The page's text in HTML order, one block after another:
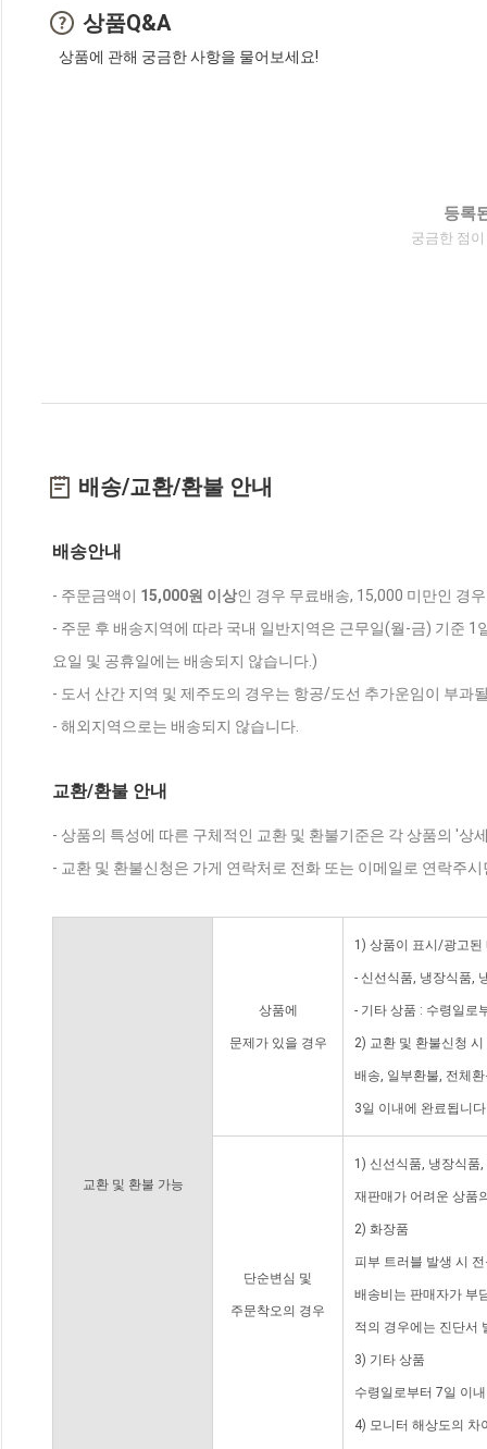
상품Q&A
상품에 관해 궁금한 사항을 물어보세요!
등록
궁금한 점
배송/교환/환불 안내
배송안내
- 주문금액이 15,000원 이상인 경우 무료배송, 15,000 미만인 경
- 주문 후 배송지역에 따라 국내 일반지역은 근무일(월-금) 기준
요일 및 공휴일에는 배송되지 않습니다.)
- 도서 산간 지역 및 제주도의 경우는 항공/도선 추가운임이 부과
- 해외지역으로는 배송되지 않습니다.
교환/환불 안내
- 상품의 특성에 따른 구체적인 교환 및 환불기준은 각 상품의 '상
- 교환 및 환불신청은 가게 연락처로 전화 또는 이메일로 연락주
교환 및 환불 가능
상품에
문제가 있을 경우
1) 상품이 표시/광고된
- 신선식품, 냉장식품,
- 기타 상품 : 수령일로
2) 교환 및 환불신청
배송, 일부환불, 전체
3일 이내에 완료됩니
단순변심 및
주문착오의 경우
1) 신선식품, 냉장식품
재판매가 어려운 상품
2) 화장품
피부 트러블 발생 시
배송비는 판매자가 부
적의 경우에는 진단서
3) 기타 상품
수령일로부터 7일 이
4) 모니터 해상도의 차